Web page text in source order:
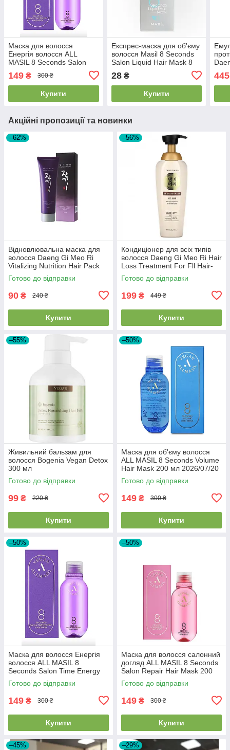
Маска для волосся
Енергія волосся ALL
MASIL 8 Seconds Salon
Time Energy Hair Mask 200
мл 2026/07/23
149 ₴ 300 ₴
Купити
Експрес-маска для об'єму
волосся Masil 8 Seconds
Salon Liquid Hair Mask 8
28₴
Купити
145
445
Акційні пропозиції та новинки
–62%
Відновлювальна маска для
волосся Daeng Gi Meo Ri
Vitalizing Nutrition Hair Pack
120ml EXP28/08/26
Готово до відправки
90 ₴ 240 ₴
Купити
–56%
Кондиціонер для всіх типів
волосся Daeng Gi Meo Ri Hair
Loss Treatment For Fll Hair-
Types 400ml
Готово до відправки
199 ₴ 449 ₴
Купити
–55%
Живильний бальзам для
волосся Bogenia Vegan Detox
300 мл
Готово до відправки
99 ₴ 220 ₴
Купити
–50%
Маска для об'єму волосся
ALL MASIL 8 Seconds Volume
Hair Mask 200 мл 2026/07/20
Готово до відправки
149 ₴ 300 ₴
Купити
–50%
Маска для волосся Енергія
волосся ALL MASIL 8
Seconds Salon Time Energy
Hair Mask 200 мл 2026/07/23
Готово до відправки
149 ₴ 300 ₴
Купити
–50%
Маска для волосся салонний
догляд ALL MASIL 8 Seconds
Salon Repair Hair Mask 200
мл 2026/07/21
Готово до відправки
149 ₴ 300 ₴
Купити
–45% –29%